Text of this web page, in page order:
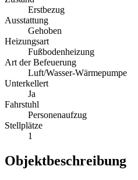
Erstbezug
Ausstattung
Gehoben
Heizungsart
Fußbodenheizung
Art der Befeuerung
Luft/Wasser-Wärmepumpe
Unterkellert
Ja
Fahrstuhl
Personenaufzug
Stellplätze
1
Objektbeschreibung